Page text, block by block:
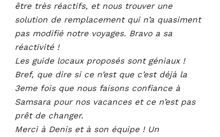
être très réactifs, et nous trouver une
solution de remplacement qui n’a quasiment
pas modifié notre voyages. Bravo a sa
réactivité !
Les guide locaux proposés sont géniaux !
Bref, que dire si ce n’est que c’est déjà la
3eme fois que nous faisons confiance à
Samsara pour nos vacances et ce n’est pas
prêt de changer.
Merci à Denis et à son équipe ! Un